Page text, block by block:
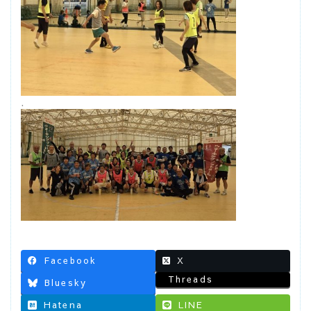
.
Facebook
X
Bluesky
Threads
Hatena LINE